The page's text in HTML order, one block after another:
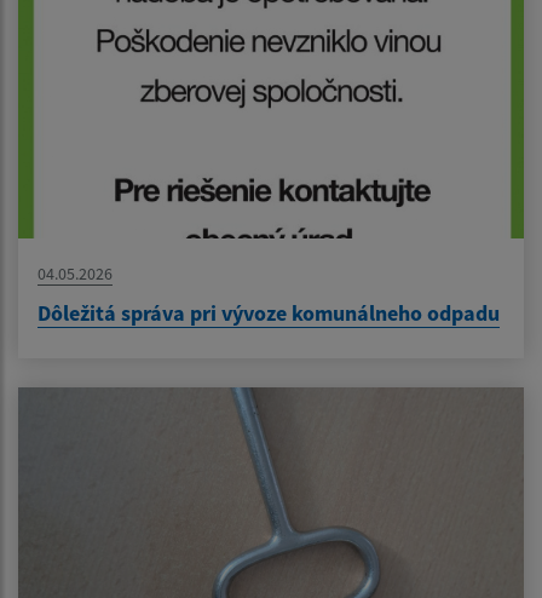
04.05.2026
Dôležitá správa pri vývoze komunálneho odpadu